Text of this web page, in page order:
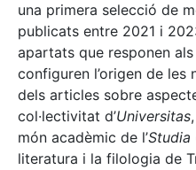
una primera selecció de
publicats entre 2021 i
apartats que responen
configuren l’origen de les
dels articles sobre
col·lectivitat d’Universitas
món acadèmic de l’Studia
literatura i la filologia de